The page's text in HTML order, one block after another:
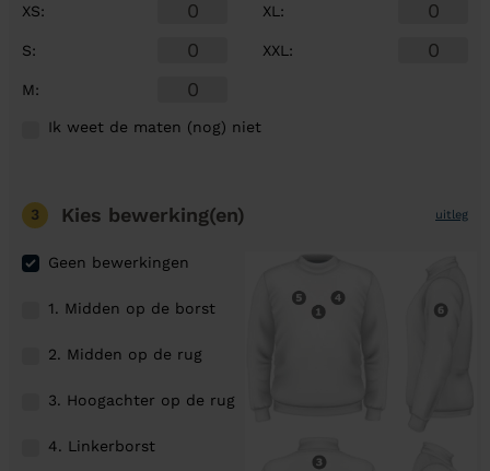
XS:
S:
M:
XL :
XXL :
Ik weet de maten (nog) niet
3 Kies bewerking(en) uitleg
Geen bewerkingen
1. Midden op de borst
2. Midden op de rug
3. Hoogachter op de rug
4. Linkerborst